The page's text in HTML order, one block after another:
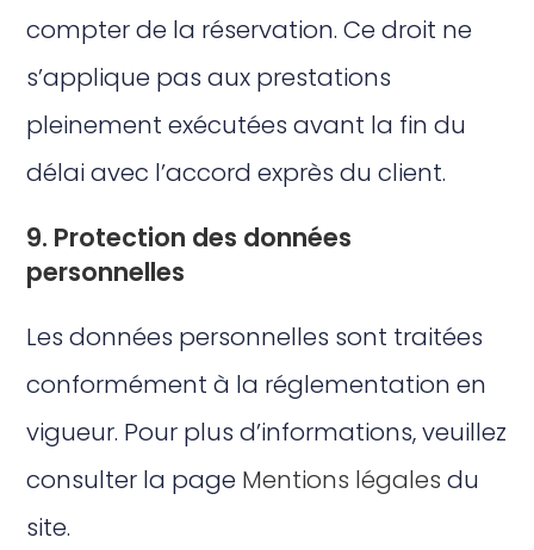
compter de la réservation. Ce droit ne
s’applique pas aux prestations
pleinement exécutées avant la fin du
délai avec l’accord exprès du client.
9. Protection des données
personnelles
Les données personnelles sont traitées
conformément à la réglementation en
vigueur. Pour plus d’informations, veuillez
consulter la page Mentions légales du
site.